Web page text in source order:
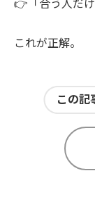
これが正解。
この記